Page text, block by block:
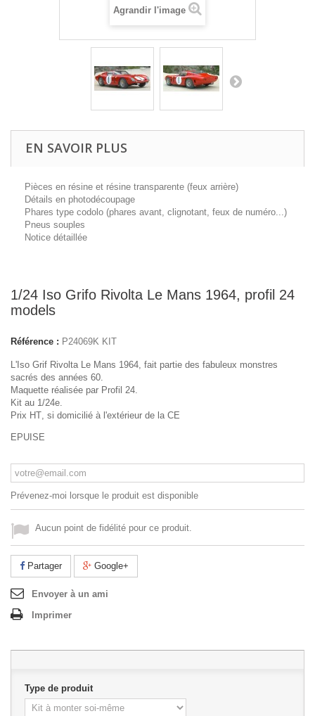
Agrandir l'image
EN SAVOIR PLUS
Pièces en résine et résine transparente (feux arrière)
Détails en photodécoupage
Phares type codolo (phares avant, clignotant, feux de numéro...)
Pneus souples
Notice détaillée
1/24 Iso Grifo Rivolta Le Mans 1964, profil 24
models
Référence : P24069K KIT
L'Iso Grif Rivolta Le Mans 1964, fait partie des fabuleux monstres
sacrés des années 60.
Maquette réalisée par Profil 24.
Kit au 1/24e.
Prix HT, si domicilié à l'extérieur de la CE
EPUISE
Prévenez-moi lorsque le produit est disponible
Aucun point de fidélité pour ce produit.
Partager Google+
Envoyer à un ami
Imprimer
Type de produit